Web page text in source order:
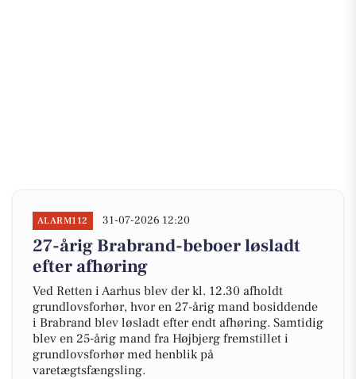
ALARM112 31-07-2026 12:20
27-årig Brabrand-beboer løsladt
efter afhøring
Ved Retten i Aarhus blev der kl. 12.30 afholdt
grundlovsforhør, hvor en 27-årig mand bosiddende
i Brabrand blev løsladt efter endt afhøring. Samtidig
blev en 25-årig mand fra Højbjerg fremstillet i
grundlovsforhør med henblik på
varetægtsfængsling.